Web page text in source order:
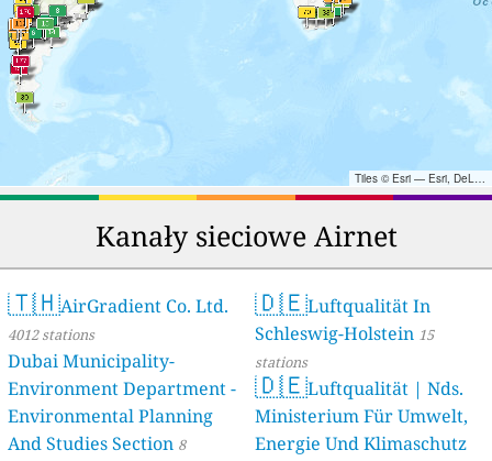
Tiles © Esri — Esri, DeLorme, NAVTEQ, TomTom, Intermap, iPC, USGS, FAO, NPS, NRCAN, GeoBase, Kadaster NL, Ordnance Survey, Esri Japan, METI, Esri China (Hong Kong), and the GIS User Community
Kanały sieciowe Airnet
🇹🇭AirGradient Co. Ltd.
4012 stations
Dubai Municipality-
Environment Department -
Environmental Planning
And Studies Section 8
🇩🇪Luftqualität In
Schleswig-Holstein 15
stations
🇩🇪Luftqualität | Nds.
Ministerium Für Umwelt,
Energie Und Klimaschutz